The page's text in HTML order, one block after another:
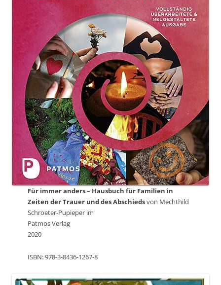
Für immer anders – Hausbuch für Familien in
Zeiten der Trauer und des Abschiedsvon Mechthild
Schroeter-Pupieper im
Patmos Verlag
2020
ISBN: 978-3-8436-1267-8